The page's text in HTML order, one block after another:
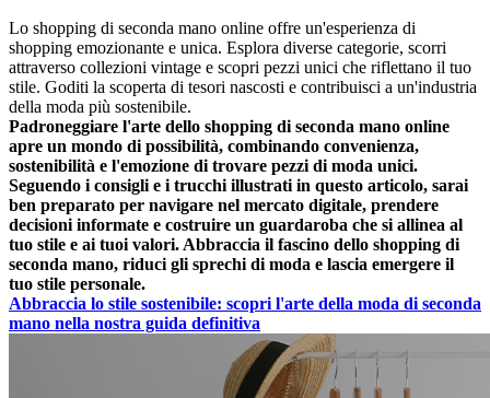
Lo shopping di seconda mano online offre un'esperienza di
shopping emozionante e unica. Esplora diverse categorie, scorri
attraverso collezioni vintage e scopri pezzi unici che riflettano il tuo
stile. Goditi la scoperta di tesori nascosti e contribuisci a un'industria
della moda più sostenibile.
Padroneggiare l'arte dello shopping di seconda mano online
apre un mondo di possibilità, combinando convenienza,
sostenibilità e l'emozione di trovare pezzi di moda unici.
Seguendo i consigli e i trucchi illustrati in questo articolo, sarai
ben preparato per navigare nel mercato digitale, prendere
decisioni informate e costruire un guardaroba che si allinea al
tuo stile e ai tuoi valori. Abbraccia il fascino dello shopping di
seconda mano, riduci gli sprechi di moda e lascia emergere il
tuo stile personale.
Abbraccia lo stile sostenibile: scopri l'arte della moda di seconda
mano nella nostra guida definitiva